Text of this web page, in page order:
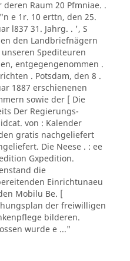
deren Raum 20 Pfmniae. .
e 1r. 10 erttn, den 25.
l837 31. Jahrg. . ', S
den Landbriefnägern
Spediteuren
entgegengenommen .
. Potsdam, den 8 .
1887 erschienenen
sowie der [ Die
Der Regierungs-
von : Kalender
gratis nachgeliefert
Die Neese . : ee
Gxpedition.
die
Einrichtunaeu
Mobilu Be. [
der freiwilligen
bilderen.
wurde e ..."